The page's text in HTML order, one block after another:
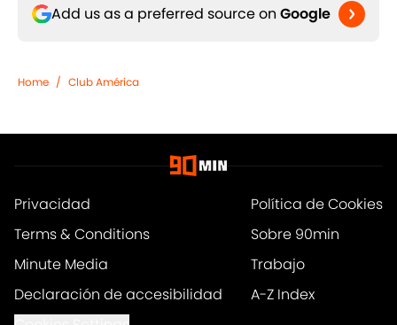
Add us as a preferred source on Google
Home / Club América
Privacidad
Política de Cookies
Terms & Conditions
Sobre 90min
Minute Media
Trabajo
Declaración de accesibilidad
A-Z Index